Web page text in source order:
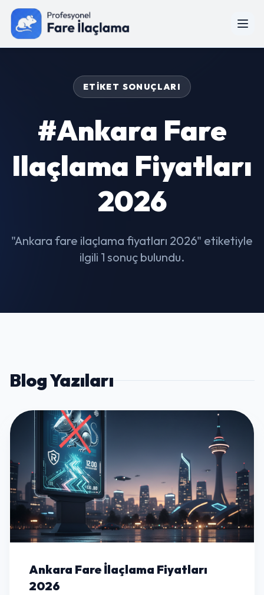
ETIKET SONUÇLARI
#Ankara Fare
Ilaçlama Fiyatları
2026
"Ankara fare ilaçlama fiyatları 2026" etiketiyle
ilgili 1 sonuç bulundu.
Blog Yazıları
Ankara Fare İlaçlama Fiyatları
2026